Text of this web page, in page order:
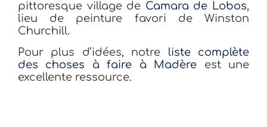
pittoresque village de Camara de Lobos,
lieu de peinture favori de Winston
Churchill.
Pour plus d’idées, notre liste complète
des choses à faire à Madère est une
excellente ressource.